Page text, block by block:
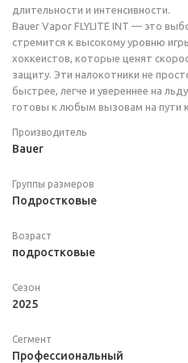
длительности и интенсивности.
Bauer Vapor FLYLITE INT — это
стремится к высокому уровню
хоккеистов, которые ценят
защиту. Эти налокотники не
быстрее, легче и увереннее на
готовы к любым вызовам на пути
Производитель
Bauer
Группы размеров
Подростковые
Возраст
подростковые
Сезон
2025
Сегмент
Профессиональный